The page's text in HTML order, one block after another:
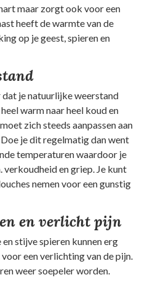
maar zorgt ook voor een
heeft de warmte van de
op je geest, spieren en
dat je natuurlijke weerstand
warm naar heel koud en
zich steeds aanpassen aan
je dit regelmatig dan went
temperaturen waardoor je
en griep. Je kunt
nemen voor een gunstig
en verlicht pijn
stijve spieren kunnen erg
een verlichting van de pijn.
weer soepeler worden.